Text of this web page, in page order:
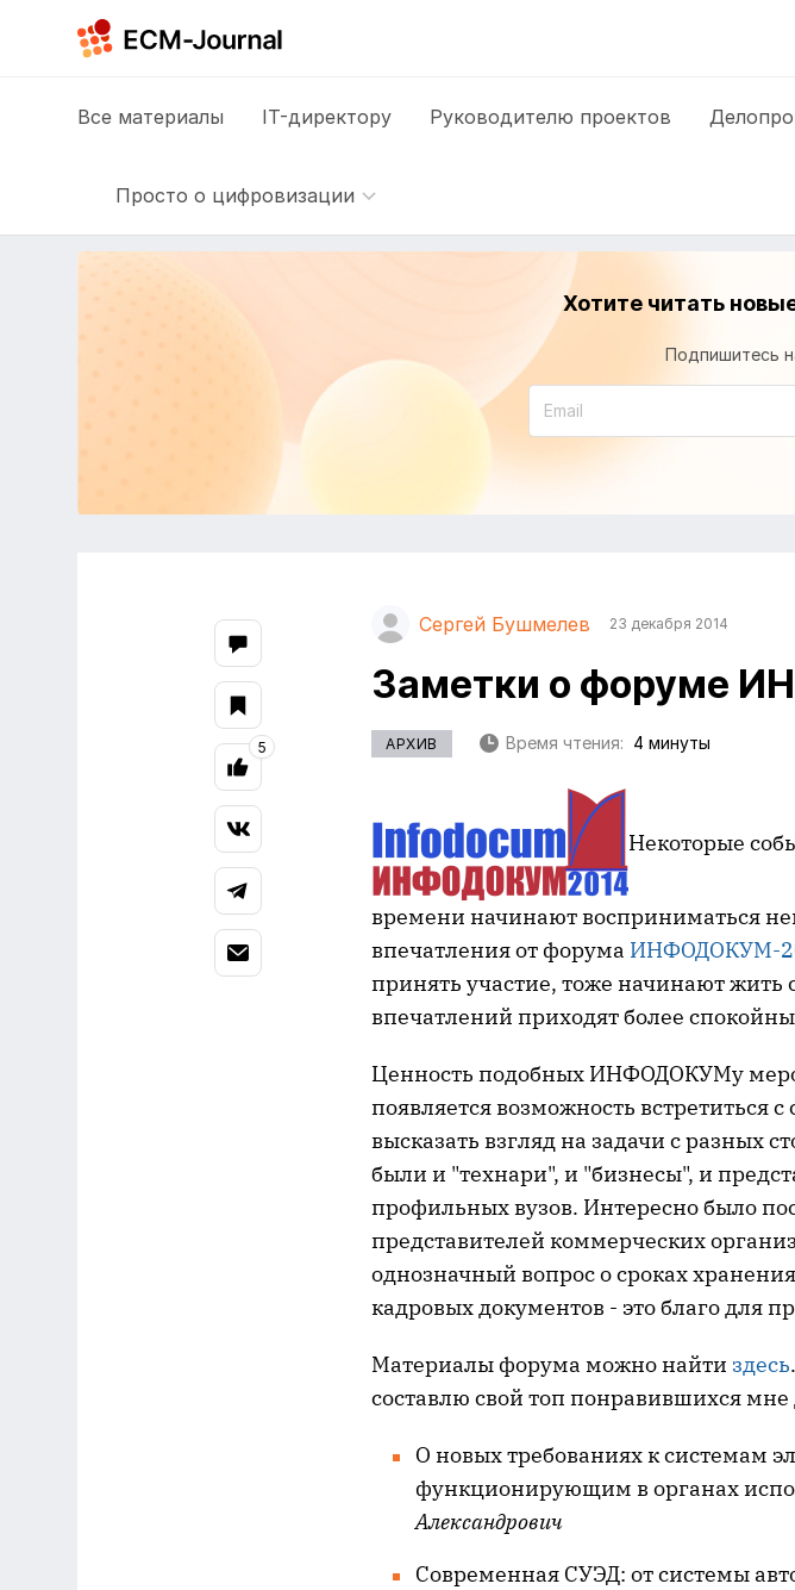
Все материалы IT-директору Руководителю проектов
Просто о цифровизации
Хотите читать
Подпишитесь
Сергей Бушмелев 23 декабря 2014
Заметки о форуме
АРХИВ Время чтения: 4 минуты
Некоторые
времени начинают восприниматься
впечатления от форума ИНФОДОКУМ-
принять участие, тоже начинают
впечатлений приходят более
Ценность подобных ИНФОДОКУМу
появляется возможность
высказать взгляд на задачи с разных
были и "технари", и "бизнесы", и
профильных вузов. Интересно было
представителей коммерческих
однозначный вопрос о сроках
кадровых документов - это благо для
Материалы форума можно найти здесь
составлю свой топ понравившихся мне
О новых требованиях к системам
функционирующим в органах
Александрович
Современная СУЭД: от системы
5